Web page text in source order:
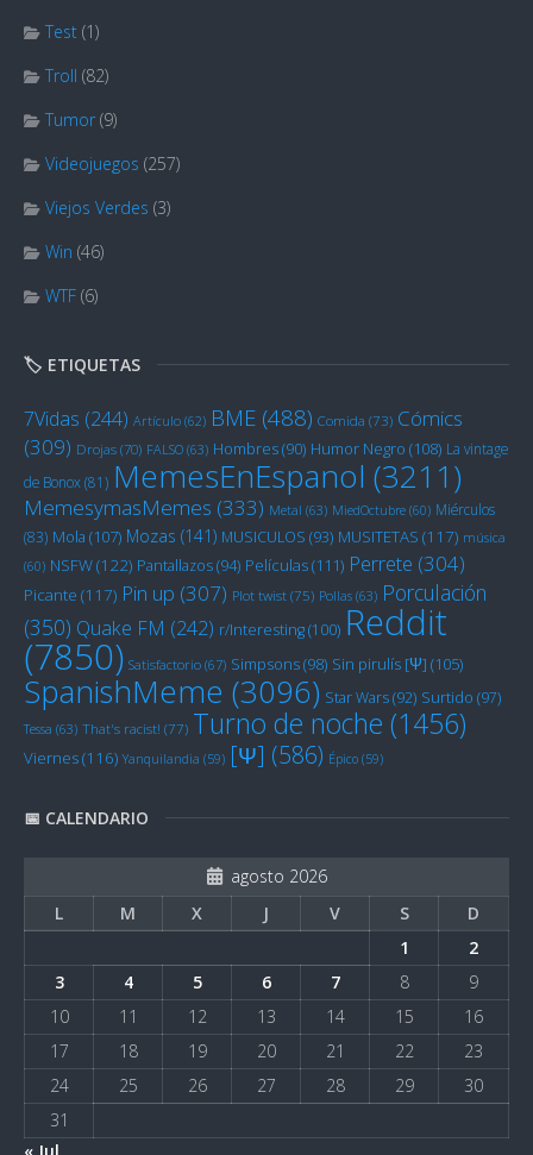
Test (1)
Troll (82)
Tumor (9)
Videojuegos (257)
Viejos Verdes (3)
Win (46)
WTF (6)
🏷️ ETIQUETAS
7Vidas (244) Artículo (62) BME (488) Comida (73) Cómics
(309) Drojas (70) FALSO (63) Hombres(90) Humor Negro (108) La vintage
de Bonox(81) MemesEnEspanol (3211)
MemesymasMemes (333) Metal (63) MiedOctubre (60) Miérculos
(83) Mola (107) Mozas (141) MUSICULOS (93) MUSITETAS (117) música
(60) NSFW(122) Pantallazos(94) Películas(111) Perrete (304)
Picante (117) Pin up (307) Plot twist (75) Pollas (63) Porculación
(350) Quake FM (242) r/Interesting(100) Reddit
(7850) Satisfactorio (67) Simpsons(98) Sin pirulís [Ψ] (105)
SpanishMeme (3096) Star Wars(92) Surtido (97)
Tessa (63) That's racist! (77) Turno de noche (1456)
Viernes(116) Yanquilandia (59) [Ψ] (586) Épico (59)
📅 CALENDARIO
agosto 2026
L
M X J V S
D
1
2
3
4 5 6 7 8
9
10
11 12 13 14 15
16
17
18 19 20 21 22
23
24
25 26 27 28 29
30
31
« Jul